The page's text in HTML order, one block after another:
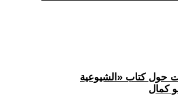
حول كتاب «الشيوعية
كمال